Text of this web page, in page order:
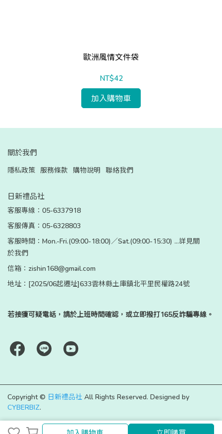
歐洲風情文件袋
NT$42
加入購物車
關於我們
隱私政策 服務條款 購物說明 聯絡我們
日新禮品社
客服專線：05-6337918
客服傳真：05-6328803
客服時間：Mon.-Fri.(09:00-18:00)／Sat.(09:00-15:30) ...詳見關
於我們
信箱：zishin168@gmail.com
地址：[2025/06起遷址]633雲林縣土庫鎮北平里民權路24號
若接獲可疑電話，請於上班時間確認，或立即撥打165反詐騙專線。
Copyright © 日新禮品社 All Rights Reserved. Designed by
CYBERBIZ.